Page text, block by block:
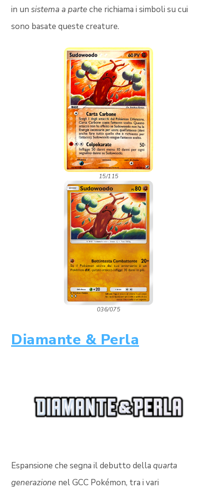
in un sistema a parteche richiama i simboli su cui
sono basate queste creature.
15/115
036/075
Diamante & Perla
Espansione che segna il debutto della quarta
generazione nel GCC Pokémon, tra i vari